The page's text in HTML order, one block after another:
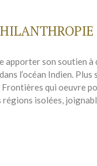
apporter son soutien à
l’océan Indien. Plus
qui oeuvre
régions isolées,